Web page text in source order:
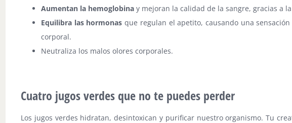
Aumentan la hemoglobina y mejoran la calidad de la sangre, gracias a
Equilibra las hormonas que regulan el apetito, causando una
corporal.
Neutraliza los malos olores corporales.
Cuatro jugos verdes que no te puedes perder
Los jugos verdes hidratan, desintoxican y purificar nuestro organismo. Tu